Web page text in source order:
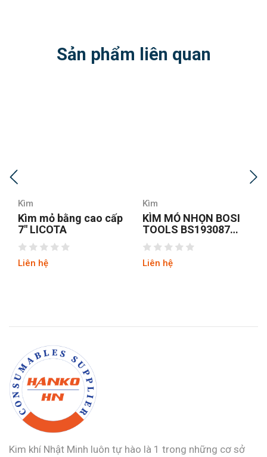
Sản phẩm liên quan
Kìm
KÌM MỎ NHỌN BOSI
TOOLS BS193087
8INCH/200MM
Liên hệ
Kìm
Kìm mỏ nhọn Fujiya
350-200
Liên hệ
Kim khí Nhật Minh luôn tự hào là 1 trong những cơ sở